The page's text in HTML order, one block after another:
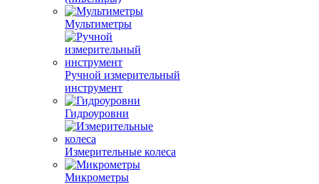
Мультиметры
Ручной измерительный
инструмент
Гидроуровни
Измерительные колеса
Микрометры